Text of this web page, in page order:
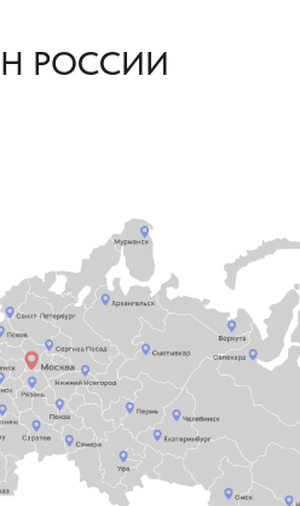
РОССИИ